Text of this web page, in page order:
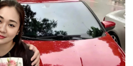
Câu chuyện thời sự
Đọc truyện đêm khuya
Cửa sổ tình yêu
Kể chuyện cho bé
Hạt giống tâm hồn